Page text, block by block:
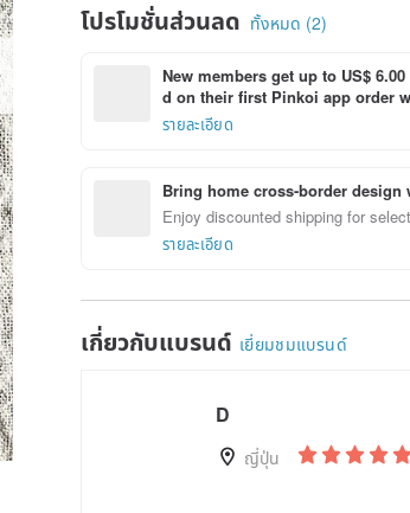
โปรโมชั่นส่วนลด ทั้งหมด (2)
New members get up to US$
d on their first Pinkoi app order
รายละเอียด
Bring home cross-border design
Enjoy discounted shipping for
รายละเอียด
เกี่ยวกับแบรนด์ เยี่ยมชมแบรนด์
D
ญี่ปุ่น